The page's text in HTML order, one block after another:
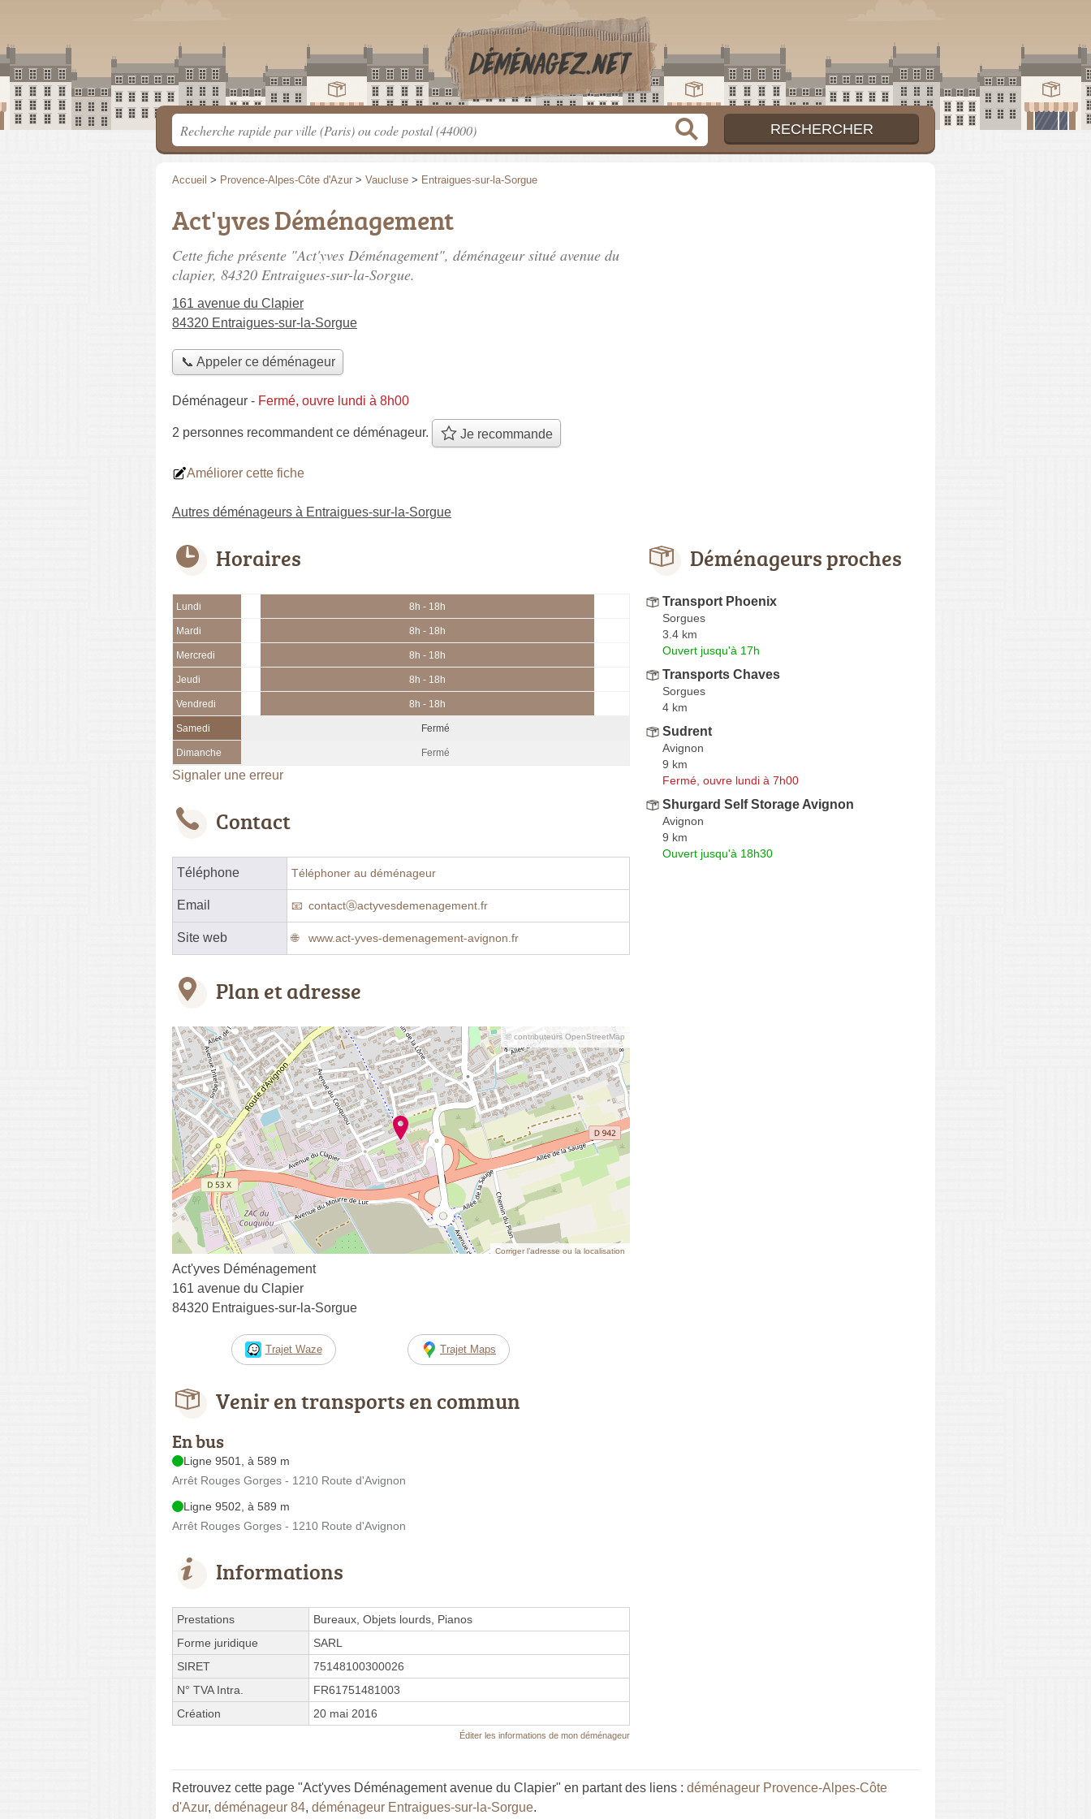
Accueil > Provence-Alpes-Côte d'Azur > Vaucluse > Entraigues-sur-la-Sorgue
Act'yves Déménagement
Cette fiche présente "Act'yves Déménagement", déménageur situé avenue du
clapier, 84320 Entraigues-sur-la-Sorgue.
161 avenue du Clapier
84320 Entraigues-sur-la-Sorgue
📞 Appeler ce déménageur
Déménageur - Fermé, ouvre lundi à 8h00
2 personnes recommandentce déménageur. Je recommande
Améliorer cette fiche
Autres déménageurs à Entraigues-sur-la-Sorgue
Horaires
Lundi 8h - 18h
Mardi 8h - 18h
Mercredi 8h - 18h
Jeudi 8h - 18h
Vendredi 8h - 18h
Samedi Fermé
Dimanche Fermé
Signaler une erreur
Contact
Téléphone Téléphoner au déménageur
Email contactⓐactyvesdemenagement.fr
Site web www.act-yves-demenagement-avignon.fr
Plan et adresse
© contributeurs OpenStreetMap
Corriger l’adresse ou la localisation
Act'yves Déménagement
161 avenue du Clapier
84320 Entraigues-sur-la-Sorgue
Trajet Waze Trajet Maps
Venir en transports en commun
En bus
Ligne 9501, à 589 m
Arrêt Rouges Gorges - 1210 Route d'Avignon
Ligne 9502, à 589 m
Arrêt Rouges Gorges - 1210 Route d'Avignon
Informations
Prestations
Bureaux, Objets lourds, Pianos
Forme juridique
SARL
SIRET
75148100300026
N° TVA Intra.
FR61751481003
Création
20 mai 2016
Éditer les informations de mon déménageur
Déménageurs proches
Transport Phoenix
Sorgues
3.4 km
Ouvert jusqu'à 17h
Transports Chaves
Sorgues
4 km
Sudrent
Avignon
9 km
Fermé, ouvre lundi à 7h00
Shurgard Self Storage Avignon
Avignon
9 km
Ouvert jusqu'à 18h30
Retrouvez cette page "Act'yves Déménagement avenue du Clapier" en partant des liens : déménageur Provence-Alpes-Côte
d'Azur, déménageur 84, déménageur Entraigues-sur-la-Sorgue.